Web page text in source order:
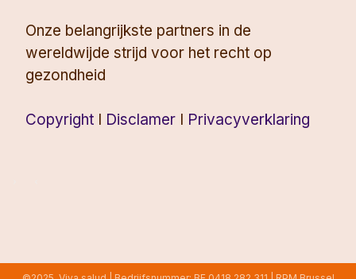
Onze belangrijkste partners in de
wereldwijde strijd voor het recht op
gezondheid
Copyright I Disclamer I Privacyverklaring